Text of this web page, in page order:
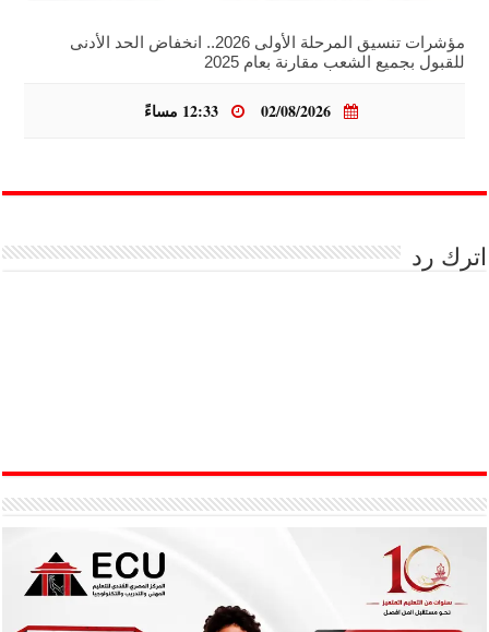
مؤشرات تنسيق المرحلة الأولى 2026.. انخفاض الحد الأدنى
للقبول بجميع الشعب مقارنة بعام 2025
اترك رد